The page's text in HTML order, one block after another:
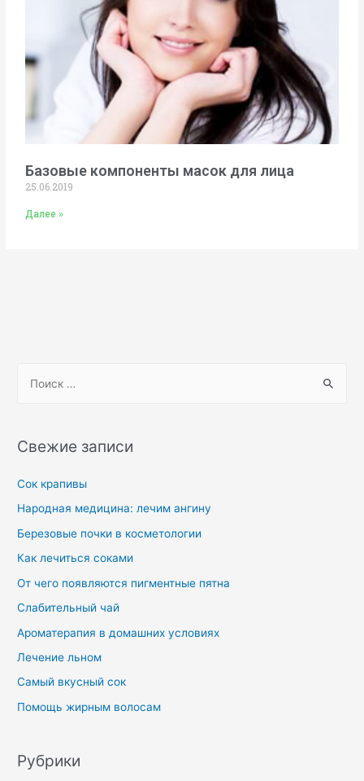
Базовые компоненты масок для лица
25.06.2019
Далее »
Свежие записи
Сок крапивы
Народная медицина: лечим ангину
Березовые почки в косметологии
Как лечиться соками
От чего появляются пигментные пятна
Слабительный чай
Ароматерапия в домашних условиях
Лечение льном
Самый вкусный сок
Помощь жирным волосам
Рубрики